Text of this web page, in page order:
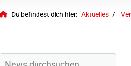
Du befindest dich hier: Aktuelles